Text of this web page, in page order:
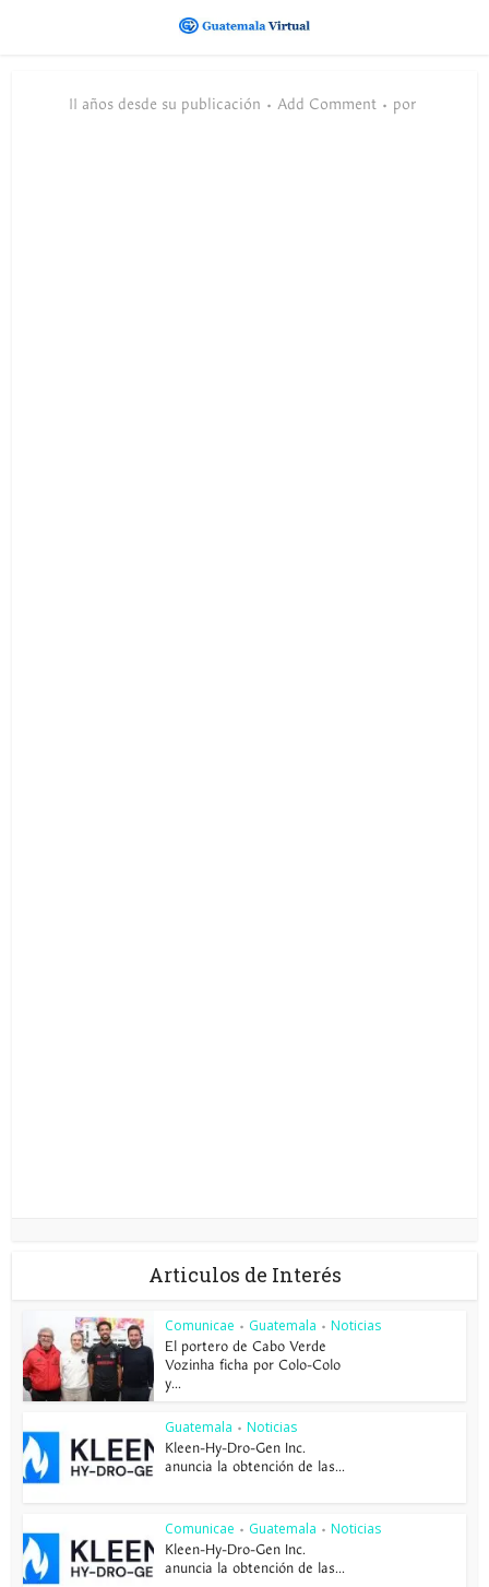
11 años desde su publicación Add Comment por
Articulos de Interés
Comunicae • Guatemala • Noticias
El portero de Cabo Verde
Vozinha ficha por Colo-Colo
y...
Guatemala • Noticias
Kleen-Hy-Dro-Gen Inc.
anuncia la obtención de las...
Comunicae • Guatemala • Noticias
Kleen-Hy-Dro-Gen Inc.
anuncia la obtención de las...